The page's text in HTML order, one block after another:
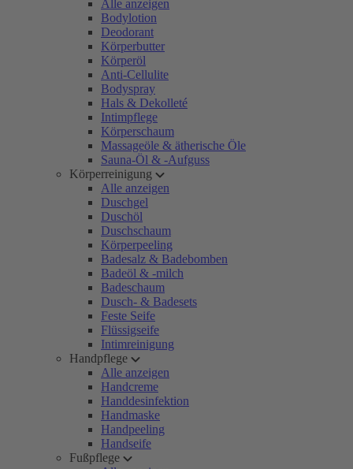
Alle anzeigen
Bodylotion
Deodorant
Körperbutter
Körperöl
Anti-Cellulite
Bodyspray
Hals & Dekolleté
Intimpflege
Körperschaum
Massageöle & ätherische Öle
Sauna-Öl & -Aufguss
Körperreinigung
Alle anzeigen
Duschgel
Duschöl
Duschschaum
Körperpeeling
Badesalz & Badebomben
Badeöl & -milch
Badeschaum
Dusch- & Badesets
Feste Seife
Flüssigseife
Intimreinigung
Handpflege
Alle anzeigen
Handcreme
Handdesinfektion
Handmaske
Handpeeling
Handseife
Fußpflege